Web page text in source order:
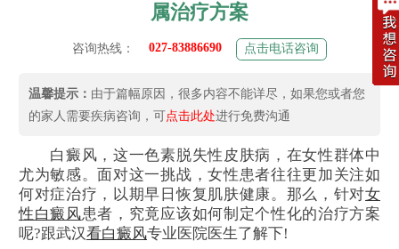
属治疗方案
咨询热线： 027-83886690 点击电话咨询
温馨提示： 由于篇幅原因，很多内容不能详尽，如果您或者您
的家人需要疾病咨询，可点击此处进行免费沟通
白癜风，这一色素脱失性皮肤病，在女性群体中
尤为敏感。面对这一挑战，女性患者往往更加关注如
何对症治疗，以期早日恢复肌肤健康。那么，针对女
性白癜风患者，究竟应该如何制定个性化的治疗方案
呢?跟武汉看白癜风专业医院医生了解下!